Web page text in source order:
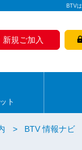
BTV
新規ご加入
ト
BTV 情報ナビ